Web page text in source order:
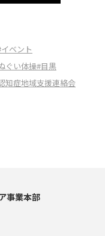
ベント
ぐい体操#目黒
知症地域支援連絡会
事業本部